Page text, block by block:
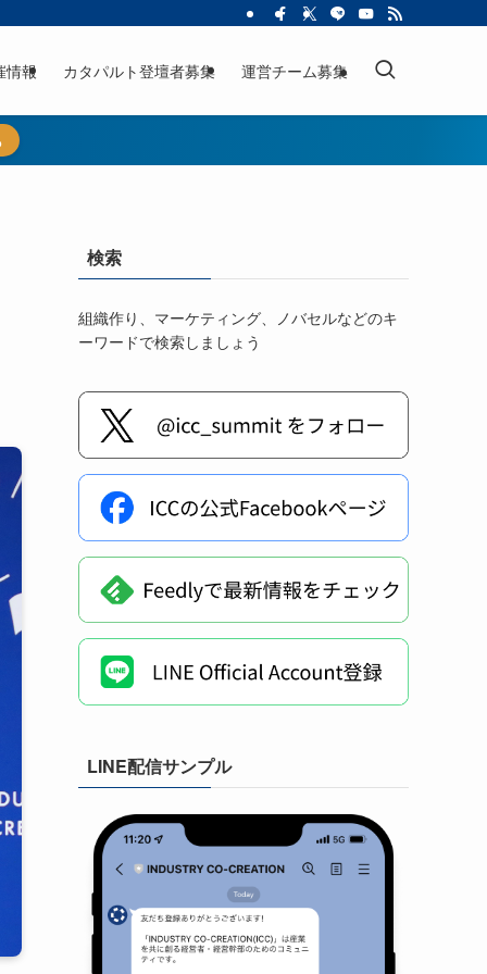
情報 カタパルト登壇者募集 運営チーム募集
検索
組織作り、マーケティング、ノバセルなどのキ
ーワードで検索しましょう
LINE配信サンプル